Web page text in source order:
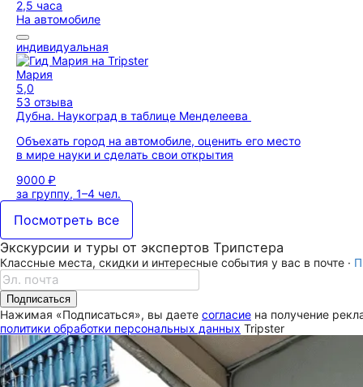
2,5 часа
На автомобиле
индивидуальная
Мария
5,0
53 отзыва
Дубна. Наукоград в таблице Менделеева
Объехать город на автомобиле, оценить его место
в мире науки и сделать свои открытия
9000 ₽
за группу, 1–4 чел.
Посмотреть все
Экскурсии и туры от экспертов Трипстера
Классные места, скидки и интересные события у вас в почте ·
Подписаться
Нажимая «Подписаться», вы даете согласие на получение
политики обработки персональных данных Tripster